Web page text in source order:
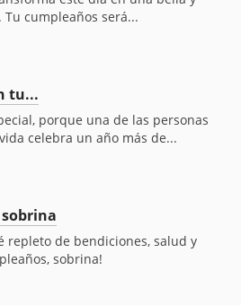
cumpleaños será...
tu...
porque una de las personas
celebra un año más de...
repleto de bendiciones, salud y
sobrina!